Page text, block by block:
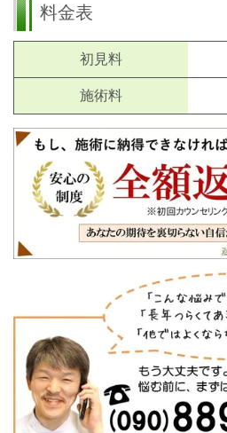
料金表
初見料
施術料